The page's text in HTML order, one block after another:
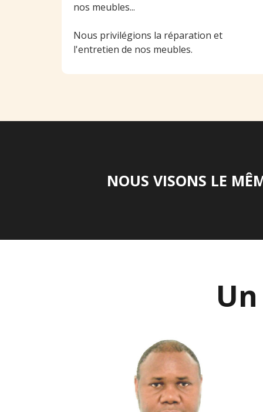
nos meubles...
Nous privilégions la réparation et
l'entretien de nos meubles.
NOUS VISONS LE